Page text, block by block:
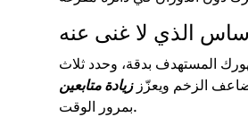
الذي لا غنى عنه
المستهدف بدقة، وحدد ثلاث
الزخم ويعزّززيادة متابعين
بمرور الوقت.